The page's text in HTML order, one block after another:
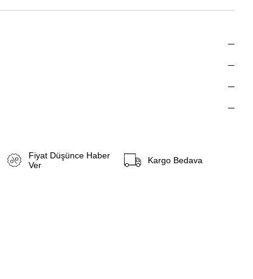
Fiyat Düşünce Haber
Ver
Kargo Bedava